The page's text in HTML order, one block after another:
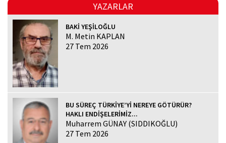
YAZARLAR
BAKİ YEŞİLOĞLU
M. Metin KAPLAN
27 Tem 2026
BU SÜREÇ TÜRKİYE’Yİ NEREYE GÖTÜRÜR?
HAKLI ENDİŞELERİMİZ...
Muharrem GÜNAY (SIDDIKOĞLU)
27 Tem 2026